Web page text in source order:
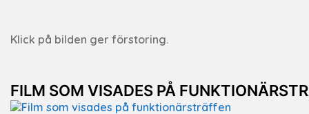
Klick på bilden ger förstoring.
FILM SOM VISADES PÅ